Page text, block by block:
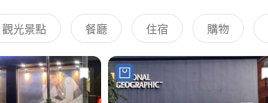
觀光景點 餐廳 住宿 購物